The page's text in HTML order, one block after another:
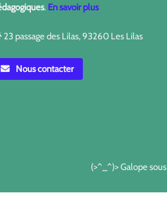
. En savoir plus
23 passage des Lilas, 93260 Les Lilas
Nous contacter
(>^_^)> Galope sous